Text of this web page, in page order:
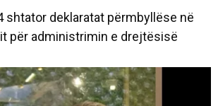
shtator deklaratat përmbyllëse në
për administrimin e drejtësisë